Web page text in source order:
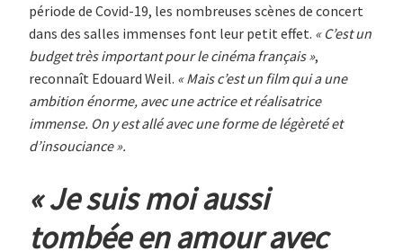
période de Covid-19, les nombreuses scènes de concert
dans des salles immenses font leur petit effet. « C’est un
budget très important pour le cinéma français »,
reconnaît Edouard Weil. «Mais c’est un film qui a une
ambition énorme, avec une actrice et réalisatrice
immense. On y est allé avec une forme de légèreté et
d’insouciance ».
«Je suis moi aussi
tombée en amour avec